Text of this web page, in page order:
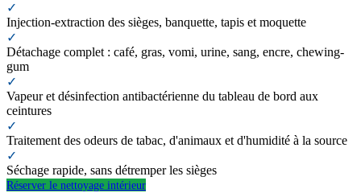
✓
Injection-extraction des sièges, banquette, tapis et moquette
✓
Détachage complet : café, gras, vomi, urine, sang, encre, chewing-
gum
✓
Vapeur et désinfection antibactérienne du tableau de bord aux
ceintures
✓
Traitement des odeurs de tabac, d'animaux et d'humidité à la source
✓
Séchage rapide, sans détremper les sièges
Réserver le nettoyage intérieur